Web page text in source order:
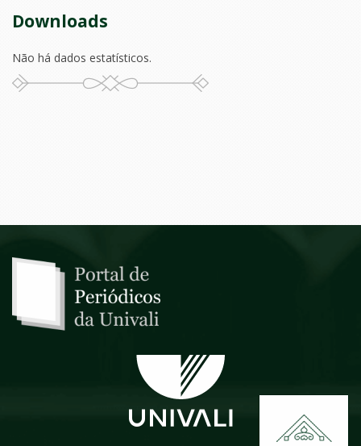
Downloads
Não há dados estatísticos.